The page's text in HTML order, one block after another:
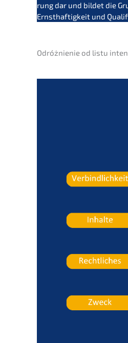
rung dar und bildet die
Ernst­haf­tig­keit und
Odróż­ni­e­nie od listu